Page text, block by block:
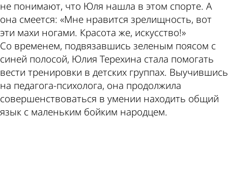
не понимают, что Юля нашла в этом спорте. А
она смеется: «Мне нравится зрелищность, вот
эти махи ногами. Красота же, искусство!»
Со временем, подвязавшись зеленым поясом с
синей полосой, Юлия Терехина стала помогать
вести тренировки в детских группах. Выучившись
на педагога-психолога, она продолжила
совершенствоваться в умении находить общий
язык с маленьким бойким народцем.